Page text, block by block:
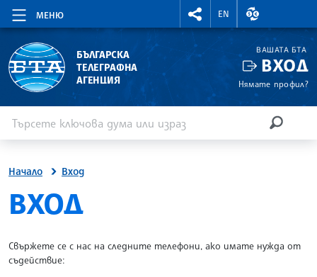
МЕНЮ
RIGHTMENU.SOCIAL
EN
ВАЛУТНИ
БЪЛГАРСКА
ТЕЛЕГРАФНА
АГЕНЦИЯ
ВАШАТА БТА
ВХОД
Нямате профил?
Начало Вход
SITE.BTA
ВХОД
Свържете се с нас на следните телефони, ако имате нужда от
съдействие: